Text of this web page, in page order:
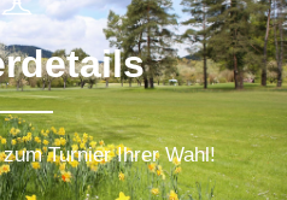
Turnier Ihrer Wahl!